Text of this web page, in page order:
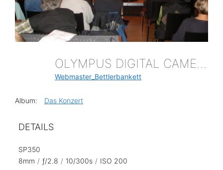
Webmaster_Bettlerbankett
Album: Das Konzert
DETAILS
SP350
8mm / ƒ/2.8 / 10/300s / ISO 200